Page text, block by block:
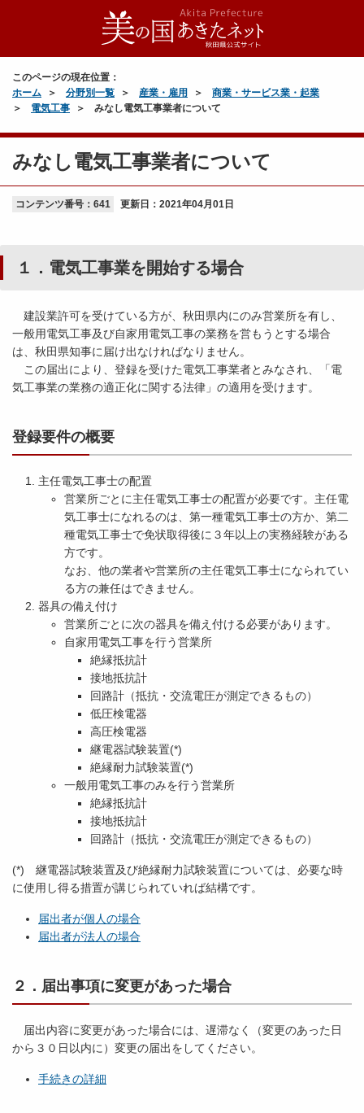
このページの現在位置：
ホーム
分野別一覧 産業・雇用
商業・サービス業・起業
電気工事
みなし電気工事業者について
みなし電気工事業者について
コンテンツ番号：641 更新日： 2021年04月01日
１．電気工事業を開始する場合
建設業許可を受けている方が、秋田県内にのみ営業所を有し、
一般用電気工事及び自家用電気工事の業務を営もうとする場合
は、秋田県知事に届け出なければなりません。
この届出により、登録を受けた電気工事業者とみなされ、「電
気工事業の業務の適正化に関する法律」の適用を受けます。
登録要件の概要
主任電気工事士の配置
営業所ごとに主任電気工事士の配置が必要です。主任電
気工事士になれるのは、第一種電気工事士の方か、第二
種電気工事士で免状取得後に３年以上の実務経験がある
方です。
なお、他の業者や営業所の主任電気工事士になられてい
る方の兼任はできません。
器具の備え付け
営業所ごとに次の器具を備え付ける必要があります。
自家用電気工事を行う営業所
絶縁抵抗計
接地抵抗計
回路計（抵抗・交流電圧が測定できるもの）
低圧検電器
高圧検電器
継電器試験装置(*)
絶縁耐力試験装置(*)
一般用電気工事のみを行う営業所
絶縁抵抗計
接地抵抗計
回路計（抵抗・交流電圧が測定できるもの）
(*) 継電器試験装置及び絶縁耐力試験装置については、必要な時
に使用し得る措置が講じられていれば結構です。
届出者が個人の場合
届出者が法人の場合
２．届出事項に変更があった場合
届出内容に変更があった場合には、遅滞なく（変更のあった日
から３０日以内に）変更の届出をしてください。
手続きの詳細